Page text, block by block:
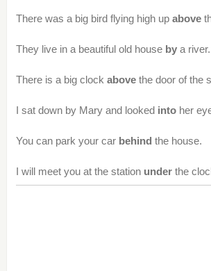
There was a big bird flying high up above
They live in a beautiful old house bya river.
There is a big clock abovethe door of the
I sat down by Mary and looked intoher
You can park your car behind the house.
I will meet you at the station underthe